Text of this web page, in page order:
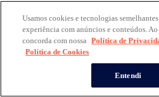
Usamos cookies e tecnologias
experiência com anúncios e conteúdos.
concorda com nossa Política de
Política de Cookies
Entendi